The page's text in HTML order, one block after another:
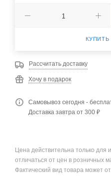
КУПИТЬ
Рассчитать доставку
Хочу в подарок
Самовывоз сегодня -
Доставка завтра от 300 ₽
Цена действительна только для
отличаться от цен в розничных
Фактический вид товара может